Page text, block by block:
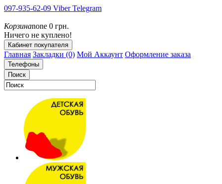
097-935-62-09 Viber Telegram
Корзинаnone 0 грн.
Ничего не куплено!
Кабинет покупателя
Главная Закладки (0) Мой Аккаунт Оформление заказа
Телефоны
Поиск